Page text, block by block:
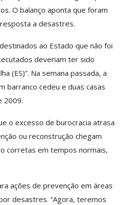
O balanço aponta que foram
a desastres.
ao Estado que não foi
deveriam ter sido
(ES)”. Na semana passada, a
barranco cedeu e duas casas
2009.
o excesso de burocracia atrasa
ou reconstrução chegam
corretas em tempos normais,
ações de prevenção em áreas
desastres. “Agora, teremos